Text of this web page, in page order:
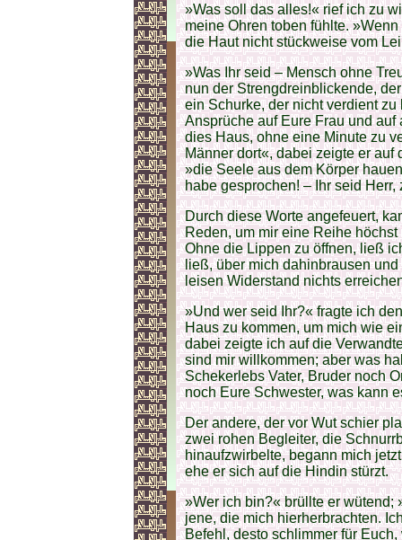
»Was soll das alles!« rief ich zu
meine Ohren toben fühlte.
die Haut nicht stückweise vom
»Was Ihr seid – Mensch ohne
nun der Strengdreinblickende,
ein Schurke, der nicht verdient
Ansprüche auf Eure Frau und
dies Haus, ohne eine Minute zu
Männer dort«, dabei zeigte er
»die Seele aus dem Körper
habe gesprochen! – Ihr seid
Durch diese Worte angefeuert,
Reden, um mir eine Reihe
Ohne die Lippen zu öffnen, ließ
ließ, über mich dahinbrausen
leisen Widerstand nichts
»Und wer seid Ihr?« fragte ich
Haus zu kommen, um mich wie
dabei zeigte ich auf die
sind mir willkommen; aber was
Schekerlebs Vater, Bruder noch
noch Eure Schwester, was kann
Der andere, der vor Wut schier
zwei rohen Begleiter, die
hinaufzwirbelte, begann mich
ehe er sich auf die Hindin stürzt.
»Wer ich bin?« brüllte er wütend;
jene, die mich hierherbrachten.
Befehl, desto schlimmer für